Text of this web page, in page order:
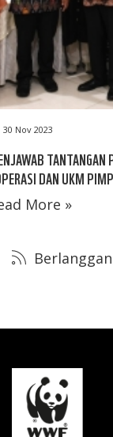
30 Nov 2023
DAN UKM
More »